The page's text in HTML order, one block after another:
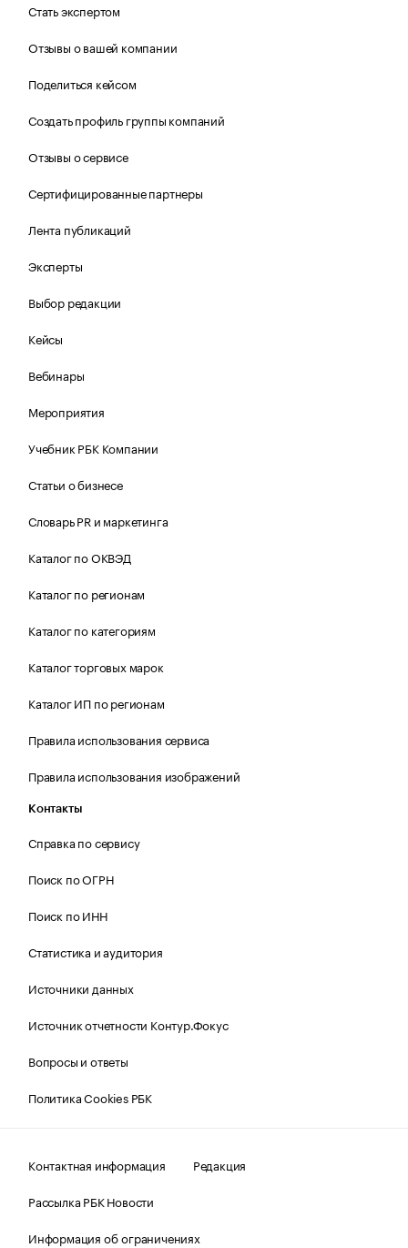
Стать экспертом
Отзывы о вашей компании
Поделиться кейсом
Создать профиль группы компаний
Отзывы о сервисе
Сертифицированные партнеры
Лента публикаций
Эксперты
Выбор редакции
Кейсы
Вебинары
Мероприятия
Учебник РБК Компании
Статьи о бизнесе
Словарь PR и маркетинга
Каталог по ОКВЭД
Каталог по регионам
Каталог по категориям
Каталог торговых марок
Каталог ИП по регионам
Правила использования сервиса
Правила использования изображений
Контакты
Справка по сервису
Поиск по ОГРН
Поиск по ИНН
Статистика и аудитория
Источники данных
Источник отчетности Контур.Фокус
Вопросы и ответы
Политика Cookies РБК
Контактная информация
Редакция
Рассылка РБК Новости
Информация об ограничениях